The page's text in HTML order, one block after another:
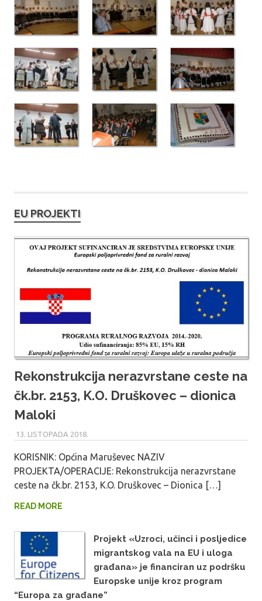
EU PROJEKTI
Rekonstrukcija nerazvrstane ceste na
čk.br. 2153, K.O. Druškovec – dionica
Maloki
13. LISTOPADA 2018.
KORISNIK: Općina Maruševec NAZIV
PROJEKTA/OPERACIJE: Rekonstrukcija nerazvrstane
ceste na čk.br. 2153, K.O. Druškovec – Dionica […]
READ MORE
Projekt «Uzroci, učinci i posljedice
migrantskog vala na EU i uloga
građana» je financiran uz podršku
Europske unije kroz program
“Europa za građane”